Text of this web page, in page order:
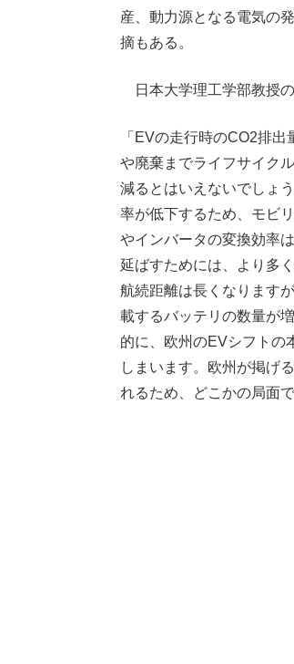
産、動力源となる電気の
摘もある。
日本大学理工学部教授の
「EVの走行時のCO2排
や廃棄までライフサイク
減るとはいえないでしょ
率が低下するため、モビ
やインバータの変換効率
延ばすためには、より多
航続距離は長くなります
載するバッテリの数量が
的に、欧州のEVシフトの
しまいます。欧州が掲げ
れるため、どこかの局面